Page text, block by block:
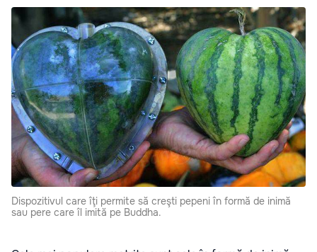
Dispozitivul care îţi permite să creşti pepeni în formă de inimă
sau pere care îl imită pe Buddha.